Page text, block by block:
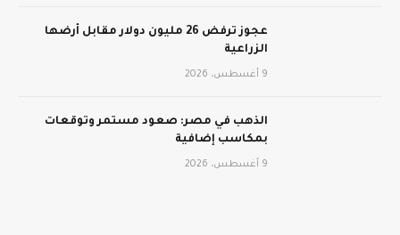
عجوز ترفض 26 مليون دولار مقابل أرضها
الزراعية
9 أغسطس، 2026
الذهب في مصر: صعود مستمر وتوقعات
بمكاسب إضافية
9 أغسطس، 2026